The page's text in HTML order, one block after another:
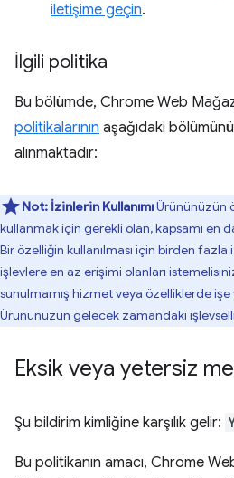
iletişime geçin.
İlgili politika
Bu bölümde, Chrome Web
politikalarının aşağıdaki
alınmaktadır:
Not: İzinlerin KullanımıÜrününüzün
kullanmak için gerekli olan, kapsamı en
Bir özelliğin kullanılması için birden
işlevlere en az erişimi olanları
sunulmamış hizmet veya özelliklerde
Ürününüzün gelecek zamandaki
Eksik veya yetersiz
Şu bildirim kimliğine karşılık gelir:
Bu politikanın amacı, Chrome